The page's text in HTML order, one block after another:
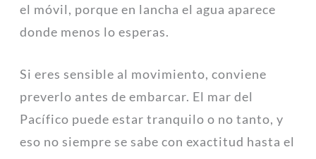
el móvil, porque en lancha el agua aparece
donde menos lo esperas.
Si eres sensible al movimiento, conviene
preverlo antes de embarcar. El mar del
Pacífico puede estar tranquilo o no tanto, y
eso no siempre se sabe con exactitud hasta el